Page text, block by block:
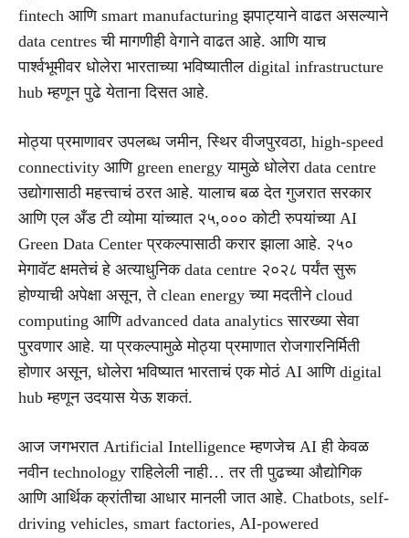
fintech आणि smart manufacturing झपाट्याने वाढत असल्याने
data centres ची मागणीही वेगाने वाढत आहे. आणि याच
पार्श्वभूमीवर धोलेरा भारताच्या भविष्यातील digital infrastructure
hub म्हणून पुढे येताना दिसत आहे.
मोठ्या प्रमाणावर उपलब्ध जमीन, स्थिर वीजपुरवठा, high-speed
connectivity आणि green energy यामुळे धोलेरा data centre
उद्योगासाठी महत्त्वाचं ठरत आहे. यालाच बळ देत गुजरात सरकार
आणि एल अँड टी व्योमा यांच्यात २५,००० कोटी रुपयांच्या AI
Green Data Center प्रकल्पासाठी करार झाला आहे. २५०
मेगावॅट क्षमतेचं हे अत्याधुनिक data centre २०२८ पर्यंत सुरू
होण्याची अपेक्षा असून, ते clean energy च्या मदतीने cloud
computing आणि advanced data analytics सारख्या सेवा
पुरवणार आहे. या प्रकल्पामुळे मोठ्या प्रमाणात रोजगारनिर्मिती
होणार असून, धोलेरा भविष्यात भारताचं एक मोठं AI आणि digital
hub म्हणून उदयास येऊ शकतं.
आज जगभरात Artificial Intelligence म्हणजेच AI ही केवळ
नवीन technology राहिलेली नाही… तर ती पुढच्या औद्योगिक
आणि आर्थिक क्रांतीचा आधार मानली जात आहे. Chatbots, self-
driving vehicles, smart factories, AI-powered